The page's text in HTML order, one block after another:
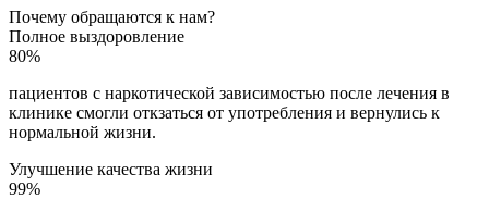
Почему обращаются к нам?
Полное выздоровление
80%
пациентов с наркотической зависимостью после лечения в
клинике смогли откзаться от употребления и вернулись к
нормальной жизни.
Улучшение качества жизни
99%